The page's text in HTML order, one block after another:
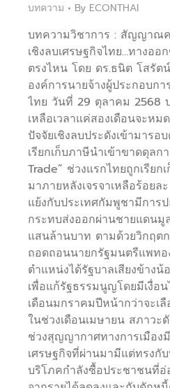
บทความ By ECONTHAI
บทความวิชาการ : สัญญาณค
เชิงลบเศรษฐกิจไทย…ทางอ
ตรงไหน โดย ดร.ธนิต โสรัต
องค์การนายจ้างผู้ประกอบก
ไทย วันที่ 29 ตุลาคม 2568
เหลือเวลาแค่สองเดือนจะห
ปัจจัยเชิงลบประดังเข้ามาร
เรียกเก็บภาษีนำเข้าขาดดุล
Trade” ช่วงแรกไทยถูกเรีย
มาภายหลังเจรจาเหลือร้อย
แย้งกับประเทศกัมพูชามีการ
กระทบส่งออกผ่านชายแดนมู
แสนล้านบาท ตามด้วยวิกฤต
ถอดถอนนายกรัฐมนตรีแพท
ตำแหน่งได้รัฐบาลเสียงข้างน้
เพื่อแก้รัฐธรรมนูญโดยมีเงื่อ
เดือนมกราคมปีหน้ากว่าจะเ
ในช่วงเดือนเมษายน สภาวะ
ช่วงสุญญากาศทางการเมือ
เศรษฐกิจที่ผ่านมามีแต่ทรงกั
บริโภคกำลังซื้อประชาชนที่